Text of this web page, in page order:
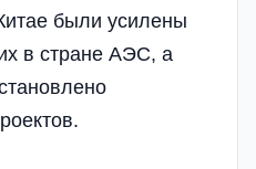
были усилены
в стране АЭС, а